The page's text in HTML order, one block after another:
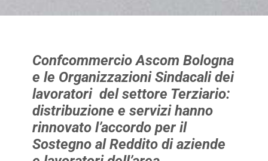
Confcommercio Ascom Bologna
e le Organizzazioni Sindacali dei
lavoratori del settore Terziario:
distribuzione e servizi hanno
rinnovato l’accordo per il
Sostegno al Reddito di aziende